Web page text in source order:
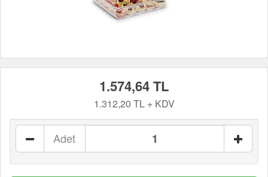
1.574,64 TL
1.312,20 TL + KDV
Adet